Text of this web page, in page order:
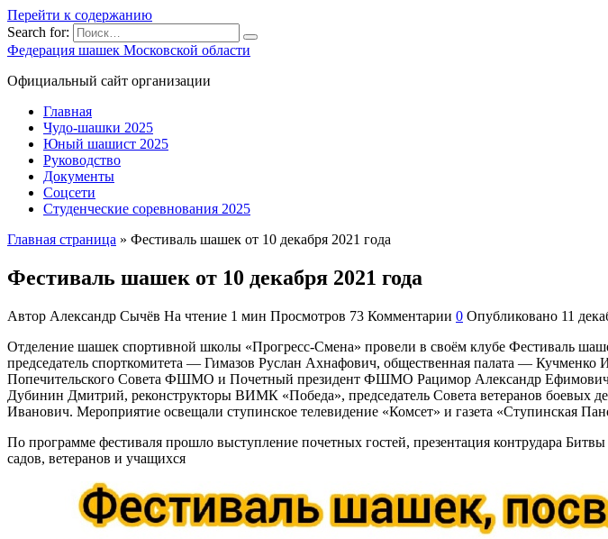
Перейти к содержанию
Search for:
Федерация шашек Московской области
Официальный сайт организации
Главная
Чудо-шашки 2025
Юный шашист 2025
Руководство
Документы
Соцсети
Студенческие соревнования 2025
Главная страница » Фестиваль шашек от 10 декабря 2021 года
Фестиваль шашек от 10 декабря 2021 года
Автор Александр Сычёв На чтение 1 мин Просмотров 73 Комментарии 0 Опубликовано 11
Отделение шашек спортивной школы «Прогресс-Смена» провели в своём клубе Фестиваль
председатель спорткомитета — Гимазов Руслан Ахнафович, общественная палата —
Попечительского Совета ФШМО и Почетный президент ФШМО Рацимор Александр Ефимович,
Дубинин Дмитрий, реконструкторы ВИМК «Победа», председатель Совета ветеранов боевых
Иванович. Мероприятие освещали ступинское телевидение «Комсет» и газета «Ступинская
По программе фестиваля прошло выступление почетных гостей, презентация контрудара
садов, ветеранов и учащихся